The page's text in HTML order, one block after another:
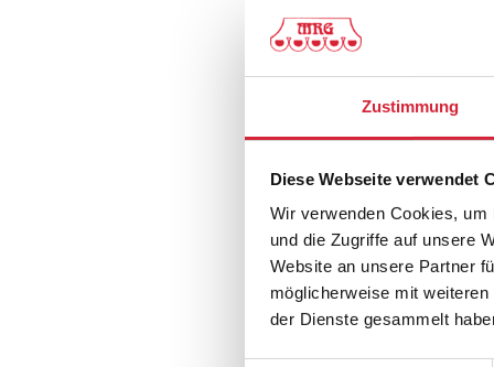
Zustimmung
Diese Webseite verwendet
Wir verwenden Cookies,
und die Zugriffe auf unsere
Website an unsere Partner
möglicherweise mit
der Dienste gesammelt